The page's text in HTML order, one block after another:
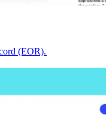
(EOR).​​